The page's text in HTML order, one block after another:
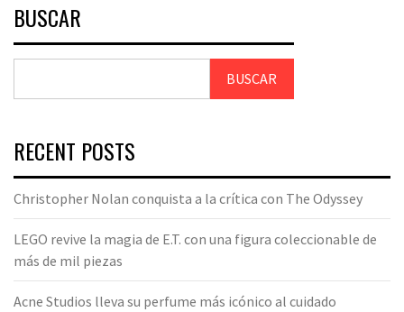
BUSCAR
BUSCAR
RECENT POSTS
Christopher Nolan conquista a la crítica con The Odyssey
LEGO revive la magia de E.T. con una figura coleccionable de
más de mil piezas
Acne Studios lleva su perfume más icónico al cuidado